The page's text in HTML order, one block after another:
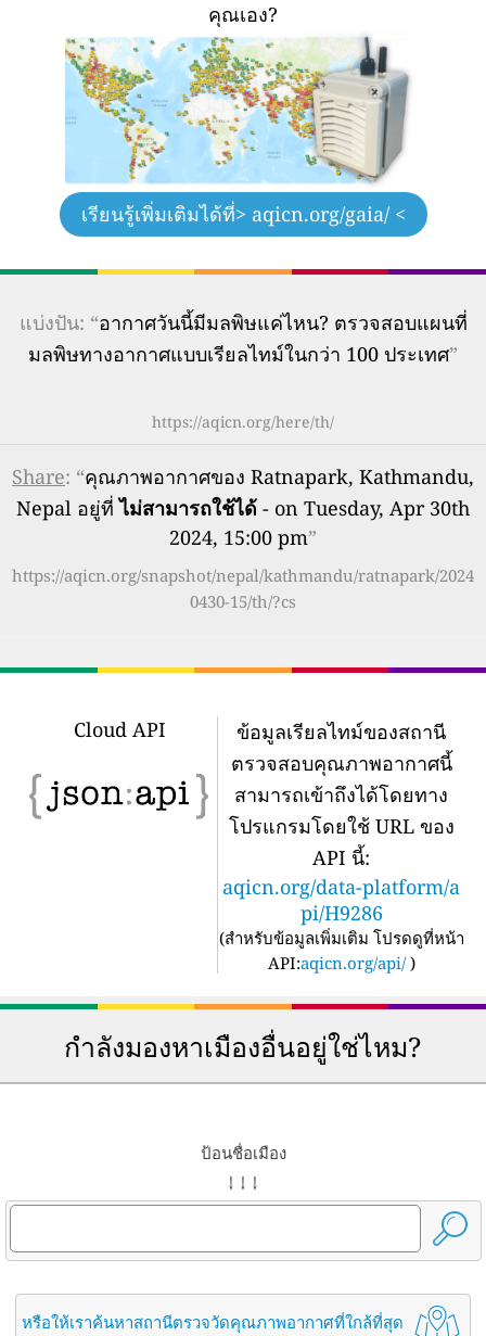
คุณเอง?
เรียนรู้เพิ่มเติมได้ที่> aqicn.org/gaia/ <
แบ่งปัน: “อากาศวันนี้มีมลพิษแค่ไหน? ตรวจสอบแผนที่
มลพิษทางอากาศแบบเรียลไทม์ในกว่า 100 ประเทศ”
https://aqicn.org/here/th/
Share: “คุณภาพอากาศของ Ratnapark, Kathmandu,
Nepal อยู่ที่ไม่สามารถใช้ได้ - on Tuesday, Apr 30th
2024, 15:00 pm”
https://aqicn.org/snapshot/nepal/kathmandu/ratnapark/2024
0430-15/th/?cs
Cloud API
ข้อมูลเรียลไทม์ของสถานี
ตรวจสอบคุณภาพอากาศนี้
สามารถเข้าถึงได้โดยทาง
โปรแกรมโดยใช้ URL ของ
API นี้:
aqicn.org/data-platform/a
pi/H9286
(สำหรับข้อมูลเพิ่มเติม โปรดดูที่หน้า
API:aqicn.org/api/ )
กำลังมองหาเมืองอื่นอยู่ใช่ไหม?
ป้อนชื่อเมือง
↓ ↓ ↓
หรือให้เราค้นหาสถานีตรวจวัดคุณภาพอากาศที่ใกล้ที่สุด